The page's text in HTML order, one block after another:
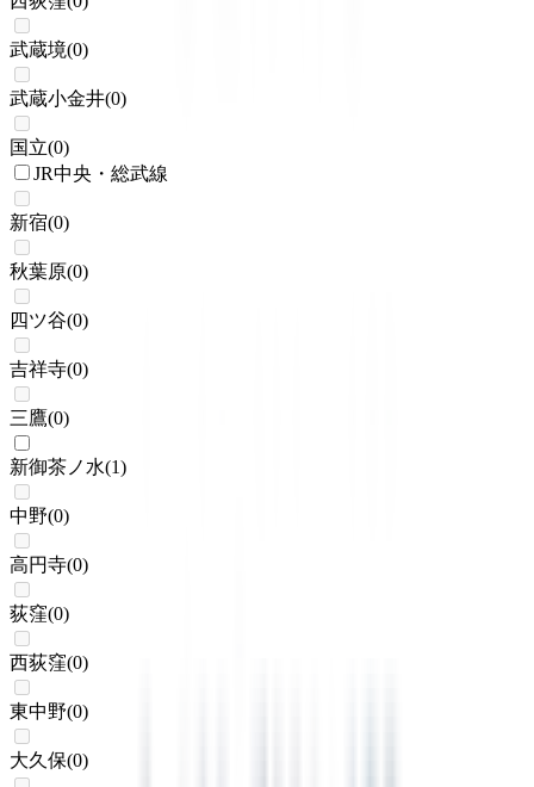
武蔵境(0)
武蔵小金井(0)
国立(0)
JR中央・総武線
新宿(0)
秋葉原(0)
四ツ谷(0)
吉祥寺(0)
三鷹(0)
新御茶ノ水(1)
中野(0)
高円寺(0)
荻窪(0)
西荻窪(0)
東中野(0)
大久保(0)